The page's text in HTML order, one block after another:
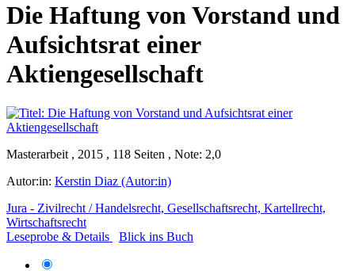
Die Haftung von Vorstand und
Aufsichtsrat einer
Aktiengesellschaft
Masterarbeit , 2015 , 118 Seiten , Note: 2,0
Autor:in: Kerstin Diaz (Autor:in)
Jura - Zivilrecht / Handelsrecht, Gesellschaftsrecht, Kartellrecht,
Wirtschaftsrecht
Leseprobe & Details
Blick ins Buch